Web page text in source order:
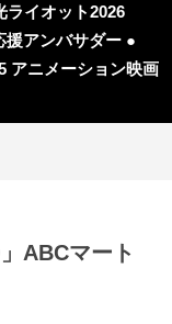
ライオット2026
アンバサダー ●
アニメーション映画
ABCマート